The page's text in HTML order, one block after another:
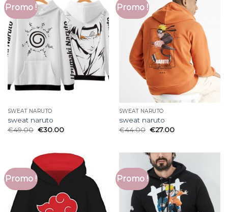
Promo !
SWEAT NARUTO
sweat naruto
€49.00 €30.00
Promo !
SWEAT NARUTO
sweat naruto
€44.00 €27.00
Promo ! Promo !